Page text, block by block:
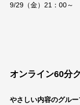
9/29（金）21：00～
オンライン60分
やさしい内容のグル